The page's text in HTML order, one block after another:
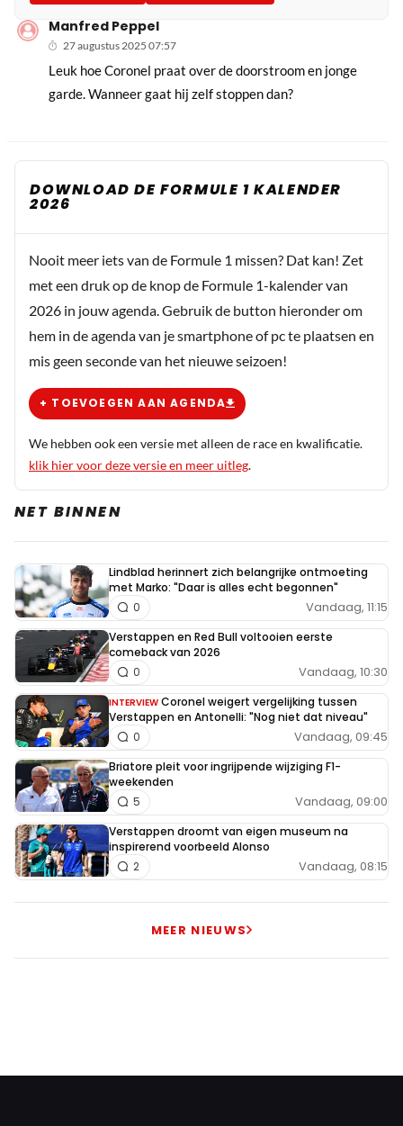
Manfred Peppel
27 augustus 2025 07:57
Leuk hoe Coronel praat over de doorstroom en jonge
garde. Wanneer gaat hij zelf stoppen dan?
DOWNLOAD DE FORMULE 1 KALENDER
2026
Nooit meer iets van de Formule 1 missen? Dat kan! Zet
met een druk op de knop de Formule 1-kalender van
2026 in jouw agenda. Gebruik de button hieronder om
hem in de agenda van je smartphone of pc te plaatsen en
mis geen seconde van het nieuwe seizoen!
+ TOEVOEGEN AAN AGENDA
We hebben ook een versie met alleen de race en kwalificatie.
klik hier voor deze versie en meer uitleg.
NET BINNEN
Lindblad herinnert zich belangrijke ontmoeting
met Marko: "Daar is alles echt begonnen"
Vandaag, 11:15
0
Verstappen en Red Bull voltooien eerste
comeback van 2026
Vandaag, 10:30
0
INTERVIEW Coronel weigert vergelijking tussen
Verstappen en Antonelli: "Nog niet dat niveau"
Vandaag, 09:45
0
Briatore pleit voor ingrijpende wijziging F1-
weekenden
Vandaag, 09:00
5
Verstappen droomt van eigen museum na
inspirerend voorbeeld Alonso
Vandaag, 08:15
2
MEER NIEUWS